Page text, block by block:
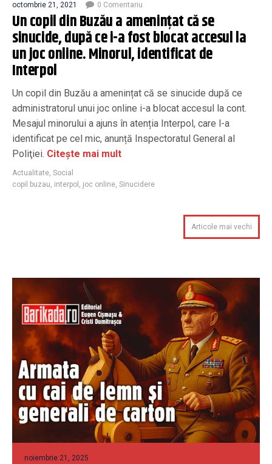
octombrie 21, 2021 0 Comentariu
Un copil din Buzău a ameninţat că se
sinucide, după ce i-a fost blocat accesul la
un joc online. Minorul, identificat de
Interpol
Un copil din Buzău a amenințat că se sinucide după ce
administratorul unui joc online i-a blocat accesul la cont.
Mesajul minorului a ajuns în atenția Interpol, care l-a
identificat pe cel mic, anunță Inspectoratul General al
Poliţiei. Citește mai mult
Actualitate, Social
copil buzau, interpol , joc online, Sinucidere
Articole mai vechi
noiembrie 21, 2025